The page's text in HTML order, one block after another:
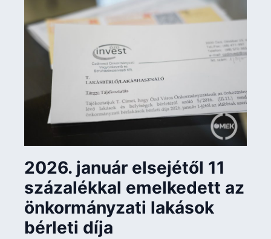
2026. január elsejétől 11
százalékkal emelkedett az
önkormányzati lakások
bérleti díja